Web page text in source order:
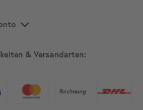
& Versandarten: